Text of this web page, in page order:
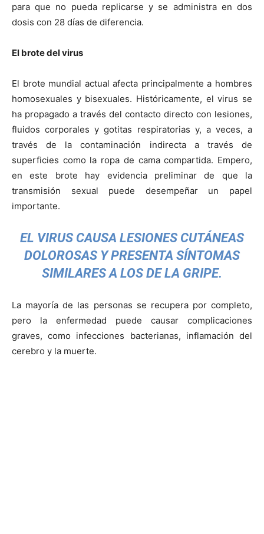
para que no pueda replicarse y se administra en dos
dosis con 28 días de diferencia.
El brote del virus
El brote mundial actual afecta principalmente a hombres
homosexuales y bisexuales. Históricamente, el virus se
ha propagado a través del contacto directo con lesiones,
fluidos corporales y gotitas respiratorias y, a veces, a
través de la contaminación indirecta a través de
superficies como la ropa de cama compartida. Empero,
en este brote hay evidencia preliminar de que la
transmisión sexual puede desempeñar un papel
importante.
EL VIRUS CAUSA LESIONES CUTÁNEAS
DOLOROSAS Y PRESENTA SÍNTOMAS
SIMILARES A LOS DE LA GRIPE.
La mayoría de las personas se recupera por completo,
pero la enfermedad puede causar complicaciones
graves, como infecciones bacterianas, inflamación del
cerebro y la muerte.